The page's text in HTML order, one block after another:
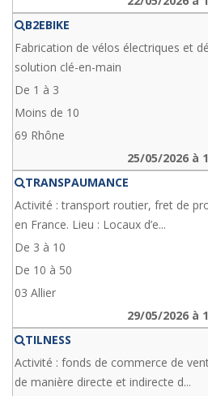
B2EBIKE
Fabrication de vélos électriques et
solution clé-en-main
De 1 à 3
Moins de 10
69 Rhône
25/05/2026 à
TRANSPAUMANCE
Activité : transport routier, fret de
en France. Lieu : Locaux d’e...
De 3 à 10
De 10 à 50
03 Allier
29/05/2026 à
TILNESS
Activité : fonds de commerce de
de manière directe et indirecte d...